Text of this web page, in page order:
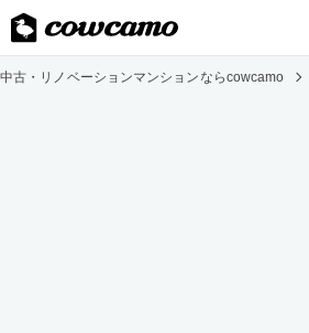
中古・リノベーションマンションならcowcamo